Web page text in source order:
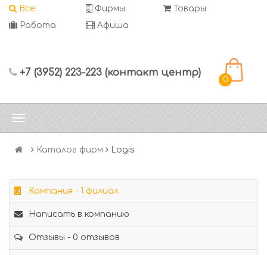
Все Фирмы
Товары
Работа
Афиша
+7 (3952) 223-223 (контакт центр)
0
Каталог фирм Logis
Компания - 1 филиал
Написать в компанию
Отзывы - 0 отзывов